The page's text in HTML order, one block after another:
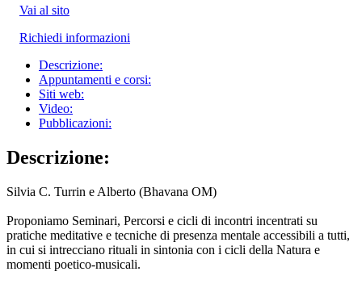
Vai al sito
Richiedi informazioni
Descrizione:
Appuntamenti e corsi:
Siti web:
Video:
Pubblicazioni:
Descrizione:
Silvia C. Turrin e Alberto (Bhavana OM)
Proponiamo Seminari, Percorsi e cicli di incontri incentrati su
pratiche meditative e tecniche di presenza mentale accessibili a tutti,
in cui si intrecciano rituali in sintonia con i cicli della Natura e
momenti poetico-musicali.